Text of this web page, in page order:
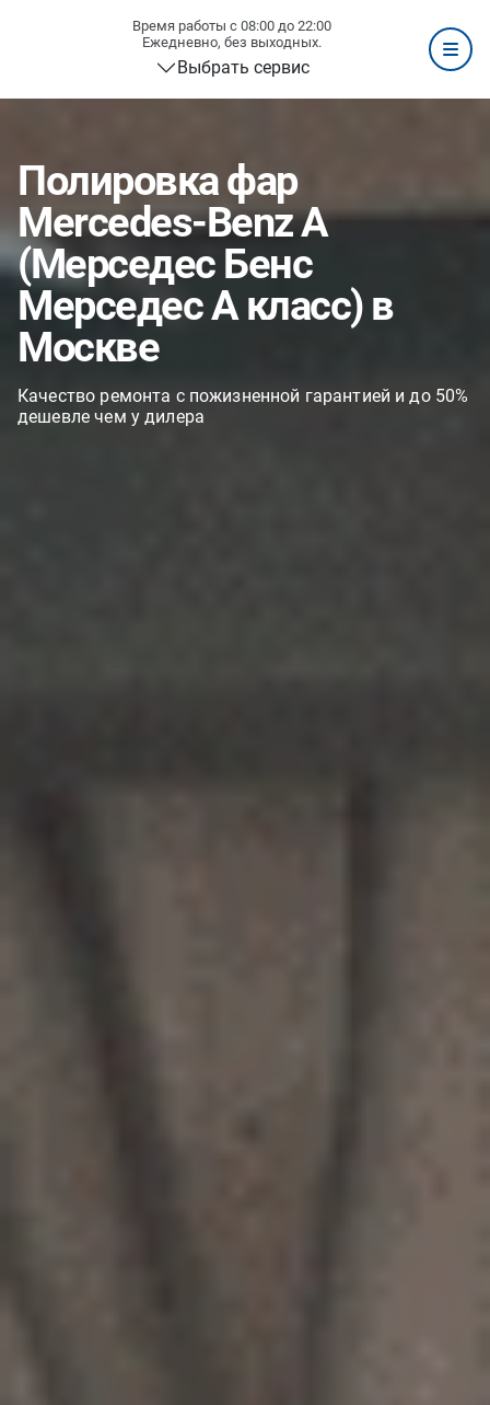
Время работы с 08:00 до 22:00
Ежедневно, без выходных.
Выбрать сервис
Полировка фар
Mercedes-Benz A
(Мерседес Бенс
Мерседес А класс) в
Москве
Качество ремонта с пожизненной гарантией и до 50%
дешевле чем у дилера